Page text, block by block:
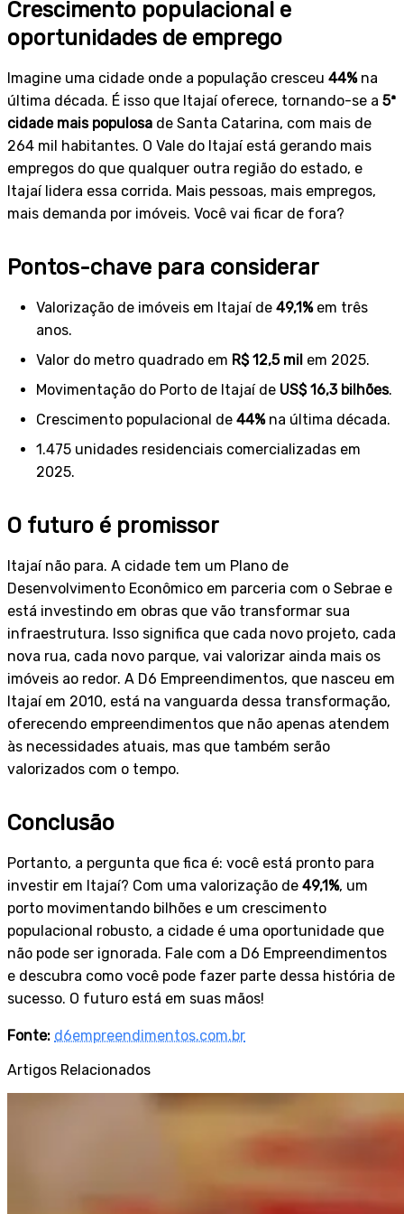
Crescimento populacional e
oportunidades de emprego
Imagine uma cidade onde a população cresceu 44%na
última década. É isso que Itajaí oferece, tornando-se a 5ª
cidade mais populosa de Santa Catarina, com mais de
264 mil habitantes. O Vale do Itajaí está gerando mais
empregos do que qualquer outra região do estado, e
Itajaí lidera essa corrida. Mais pessoas, mais empregos,
mais demanda por imóveis. Você vai ficar de fora?
Pontos-chave para considerar
Valorização de imóveis em Itajaí de 49,1%em três
anos.
Valor do metro quadrado em R$ 12,5 mil em 2025.
Movimentação do Porto de Itajaí de US$ 16,3 bilhões.
Crescimento populacional de 44%na última década.
1.475 unidades residenciais comercializadas em
2025.
O futuro é promissor
Itajaí não para. A cidade tem um Plano de
Desenvolvimento Econômico em parceria com o Sebrae e
está investindo em obras que vão transformar sua
infraestrutura. Isso significa que cada novo projeto, cada
nova rua, cada novo parque, vai valorizar ainda mais os
imóveis ao redor. A D6 Empreendimentos, que nasceu em
Itajaí em 2010, está na vanguarda dessa transformação,
oferecendo empreendimentos que não apenas atendem
às necessidades atuais, mas que também serão
valorizados com o tempo.
Conclusão
Portanto, a pergunta que fica é: você está pronto para
investir em Itajaí? Com uma valorização de 49,1%, um
porto movimentando bilhões e um crescimento
populacional robusto, a cidade é uma oportunidade que
não pode ser ignorada. Fale com a D6 Empreendimentos
e descubra como você pode fazer parte dessa história de
sucesso. O futuro está em suas mãos!
Fonte: d6empreendimentos.com.br
Artigos Relacionados